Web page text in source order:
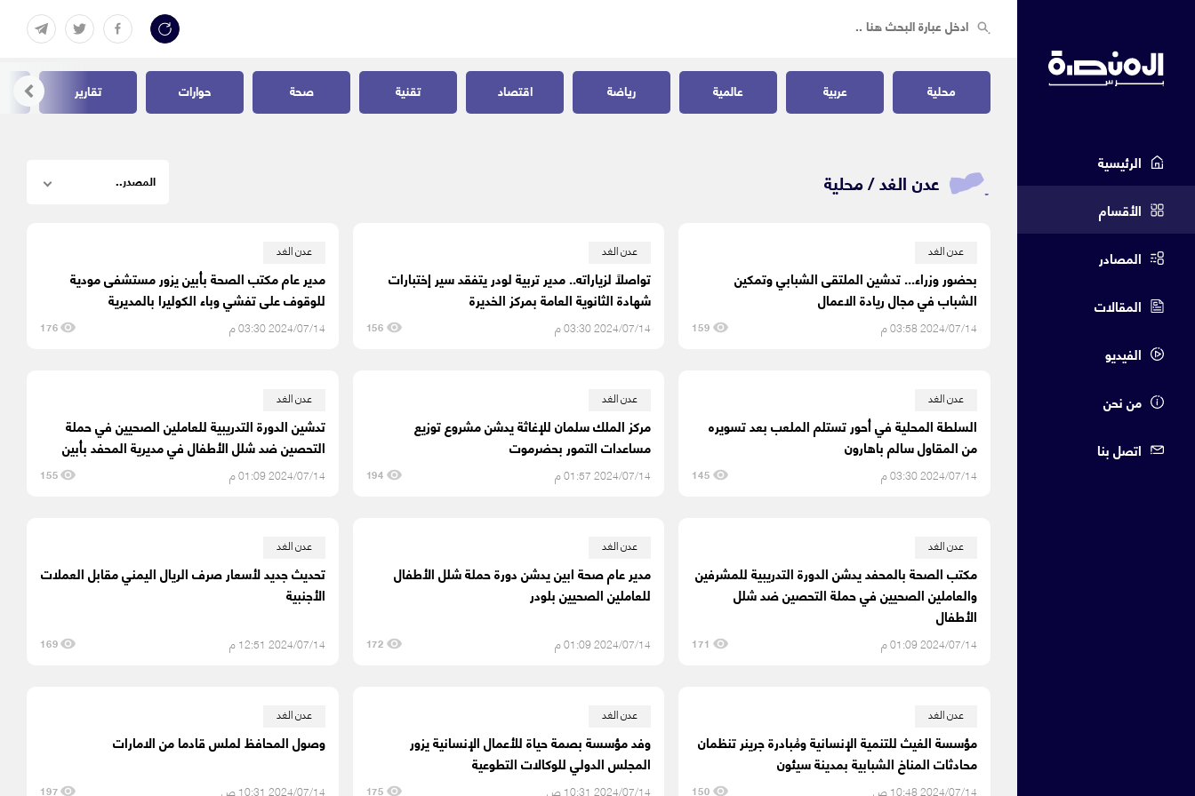
الرئيسية
الأقسام
المصادر
المقالات
الفيديو
من نحن
اتصل بنا
محلية عربية عالمية رياضة اقتصاد تقنية صحة حوارات تقارير
عدن الغد /محلية
عدن الغد
بحضور وزراء... تدشين الملتقى الشبابي وتمكين
الشباب في مجال ريادة الاعمال
2024/07/14 03:58 م 159
عدن الغد
تواصلاً لزياراته.. مدير تربية لودر يتفقد سير إختبارات
شهادة الثانوية العامة بمركز الخديرة
2024/07/14 03:30 م 156
عدن الغد
مدير عام مكتب الصحة بأبين يزور مستشفى مودية
للوقوف على تفشي وباء الكوليرا بالمديرية
2024/07/14 03:30 م 176
عدن الغد
السلطة المحلية في أحور تستلم الملعب بعد تسويره
من المقاول سالم باهارون
2024/07/14 03:30 م 145
عدن الغد
مركز الملك سلمان للإغاثة يدشن مشروع توزيع
مساعدات التمور بحضرموت
2024/07/14 01:57 م 194
عدن الغد
تدشين الدورة التدريبية للعاملين الصحيين في حملة
التحصين ضد شلل الأطفال في مديرية المحفد بأبين
2024/07/14 01:09 م 155
عدن الغد
مكتب الصحة بالمحفد يدشن الدورة التدريبية للمشرفين
والعاملين الصحيين في حملة التحصين ضد شلل
الأطفال
2024/07/14 01:09 م 171
عدن الغد
مدير عام صحة ابين يدشن دورة حملة شلل الأطفال
للعاملين الصحيين بلودر
2024/07/14 01:09 م 172
عدن الغد
تحديث جديد لأسعار صرف الريال اليمني مقابل العملات
الأجنبية
2024/07/14 12:51 م 169
عدن الغد
مؤسسة الغيث للتنمية الإنسانية ومُبادرة جرينر تنظمان
محادثات المناخ الشبابية بمدينة سيئون
2024/07/14 10:48 ص 150
عدن الغد
وفد مؤسسة بصمة حياة للأعمال الإنسانية يزور
المجلس الدولي للوكالات التطوعية
2024/07/14 10:31 ص 175
عدن الغد
وصول المحافظ لملس قادما من الامارات
2024/07/14 10:31 ص 197